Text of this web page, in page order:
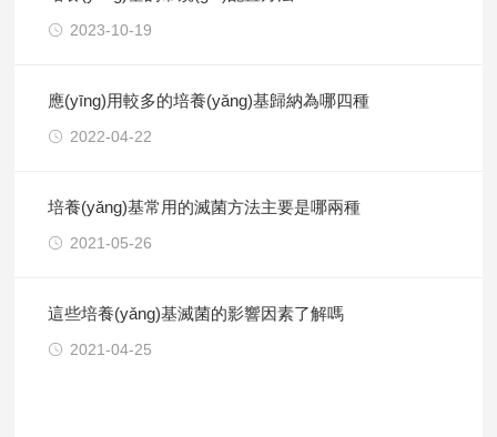
2023-10-19
應(yīng)用較多的培養(yǎng)基歸納為哪四種
2022-04-22
培養(yǎng)基常用的滅菌方法主要是哪兩種
2021-05-26
這些培養(yǎng)基滅菌的影響因素了解嗎
2021-04-25